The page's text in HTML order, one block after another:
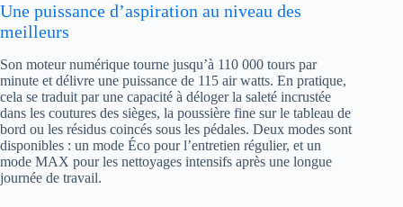
Une puissance d’aspiration au niveau des
meilleurs
Son moteur numérique tourne jusqu’à 110 000 tours par
minute et délivre une puissance de 115 air watts. En pratique,
cela se traduit par une capacité à déloger la saleté incrustée
dans les coutures des sièges, la poussière fine sur le tableau de
bord ou les résidus coincés sous les pédales. Deux modes sont
disponibles : un mode Éco pour l’entretien régulier, et un
mode MAX pour les nettoyages intensifs après une longue
journée de travail.